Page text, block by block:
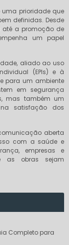
prioridade que
definidas. Desde
a promoção de
um papel
aliado ao uso
(EPIs) e à
para um ambiente
em segurança
mas também um
satisfação dos
aberta
com a saúde e
empresas e
as obras sejam
Completo para